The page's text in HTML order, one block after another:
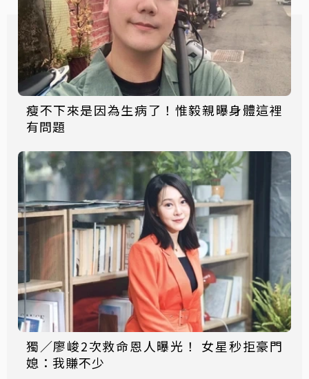
瘦不下來是因為生病了！惟毅親曝身體這裡
有問題
獨／廖峻2次救命恩人曝光！ 女星秒拒豪門
媳：我賺不少